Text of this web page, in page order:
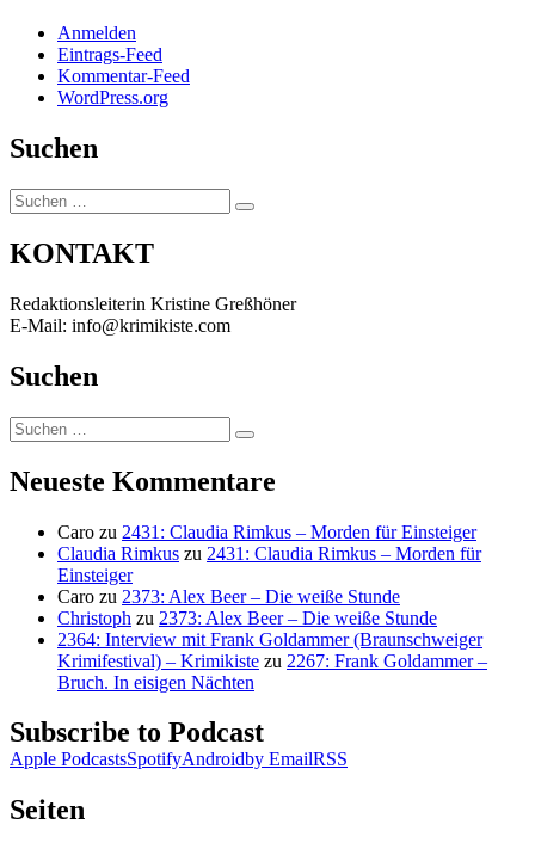
Anmelden
Eintrags-Feed
Kommentar-Feed
WordPress.org
Suchen
Suchen
nach:
Suchen
KONTAKT
Redaktionsleiterin Kristine Greßhöner
E-Mail: info@krimikiste.com
Suchen
Suchen
nach:
Suchen
Neueste Kommentare
Caro zu 2431: Claudia Rimkus – Morden für Einsteiger
Claudia Rimkus zu 2431: Claudia Rimkus – Morden für
Einsteiger
Caro zu 2373: Alex Beer – Die weiße Stunde
Christoph zu 2373: Alex Beer – Die weiße Stunde
2364: Interview mit Frank Goldammer (Braunschweiger
Krimifestival) – Krimikiste zu 2267: Frank Goldammer –
Bruch. In eisigen Nächten
Subscribe to Podcast
Apple PodcastsSpotifyAndroidby EmailRSS
Seiten